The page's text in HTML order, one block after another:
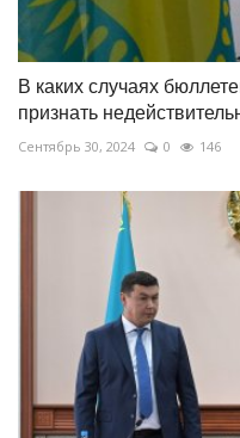
В каких случаях
признать
Сентябрь 30, 2024 0 146